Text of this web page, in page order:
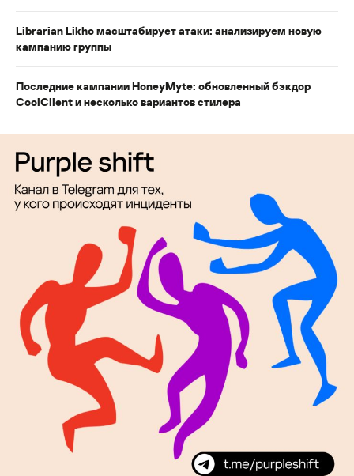
Librarian Likho масштабирует атаки: анализируем новую
кампанию группы
Последние кампании HoneyMyte: обновленный бэкдор
CoolClient и несколько вариантов стилера